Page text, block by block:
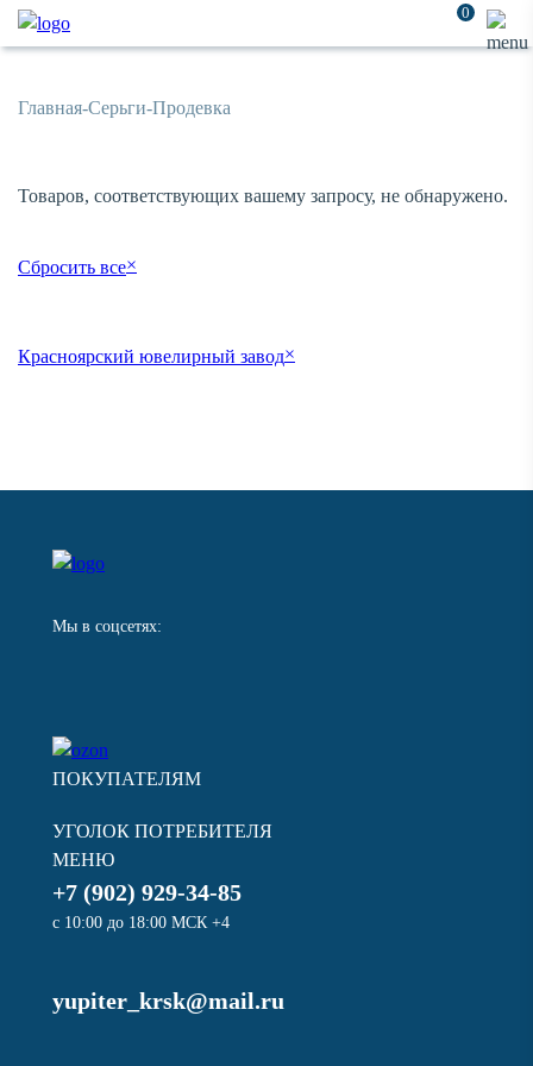
0
Главная-Серьги-Продевка
Товаров, соответствующих вашему запросу, не обнаружено.
Сбросить все×
Красноярский ювелирный завод×
Мы в соцсетях:
ПОКУПАТЕЛЯМ
УГОЛОК ПОТРЕБИТЕЛЯ
МЕНЮ
+7 (902) 929-34-85
с 10:00 до 18:00 МСК +4
yupiter_krsk@mail.ru